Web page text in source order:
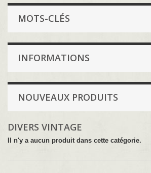
MOTS-CLÉS
INFORMATIONS
NOUVEAUX PRODUITS
DIVERS VINTAGE
Il n'y a aucun produit dans cette catégorie.